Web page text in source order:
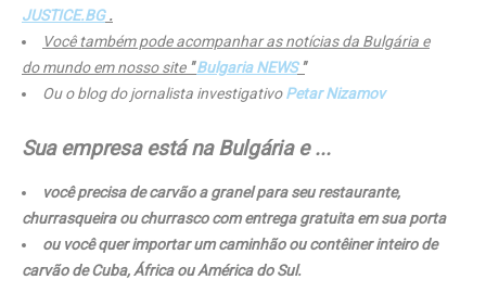
JUSTICE.BG.
Você também pode acompanhar as notícias da Bulgária e
do mundo em nosso site "Bulgaria NEWS"
Ou o blog do jornalista investigativoPetar Nizamov
Sua empresa está na Bulgária e ...
você precisa de carvão a granel para seu restaurante,
churrasqueira ou churrasco com entrega gratuita em sua porta
ou você quer importar um caminhão ou contêiner inteiro de
carvão de Cuba, África ou América do Sul.